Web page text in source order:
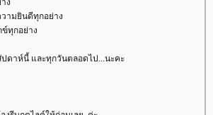
ง
ามยินดีทุกอย่าง
ทุกอย่าง
ดาห์นี้ และทุกวันตลอดไป...นะคะ